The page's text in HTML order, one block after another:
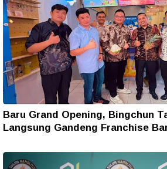
Baru Grand Opening, Bingchun
Langsung Gandeng Franchise